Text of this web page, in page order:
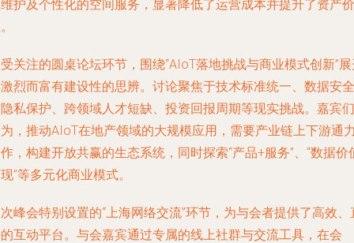
护及个性化的空间服务，显著降低了运营成本并提升了资产价
关注的圆桌论坛环节，围绕“AIoT落地挑战与商业模式创新”
烈而富有建设性的思辨。讨论聚焦于技术标准统一、数据安全
私保护、跨领域人才短缺、投资回报周期等现实挑战。嘉宾们
，推动AIoT在地产领域的大规模应用，需要产业链上下游通
，构建开放共赢的生态系统，同时探索“产品+服务”、“数据价
”等多元化商业模式。
峰会特别设置的“上海网络交流”环节，为与会者提供了高效、
互动平台。与会嘉宾通过专属的线上社群与交流工具，在会